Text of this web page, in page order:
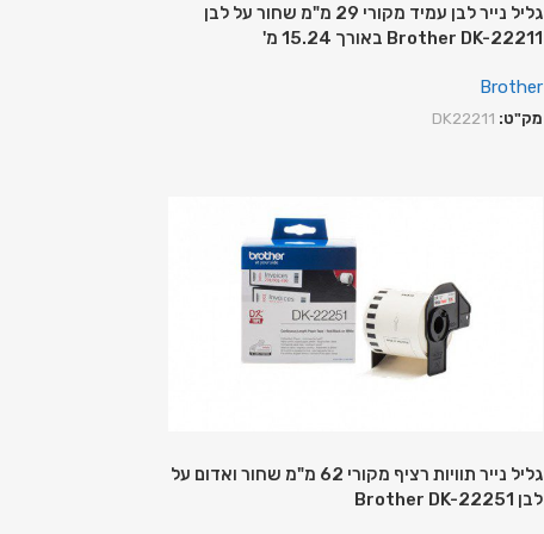
גליל נייר לבן עמיד מקורי 29 מ"מ שחור על לבן
Brother DK-22211 באורך 15.24 מ'
Brother
מק"ט: DK22211
גליל נייר תוויות רציף מקורי 62 מ"מ שחור ואדום על
לבן Brother DK-22251